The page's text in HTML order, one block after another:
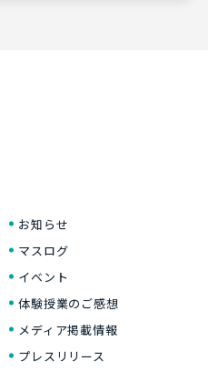
お知らせ
マスログ
イベント
体験授業のご感想
メディア掲載情報
プレスリリース